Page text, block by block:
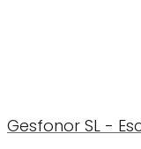
Gesfonor SL -